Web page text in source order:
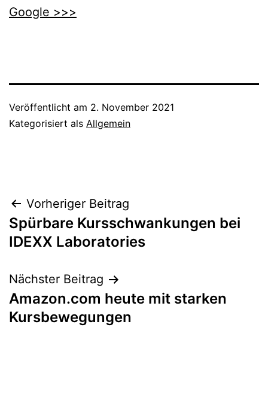
Google >>>
Veröffentlicht am 2. November 2021
Kategorisiert als Allgemein
Beitragsnavigation
Vorheriger Beitrag
Spürbare Kursschwankungen bei
IDEXX Laboratories
Nächster Beitrag
Amazon.com heute mit starken
Kursbewegungen